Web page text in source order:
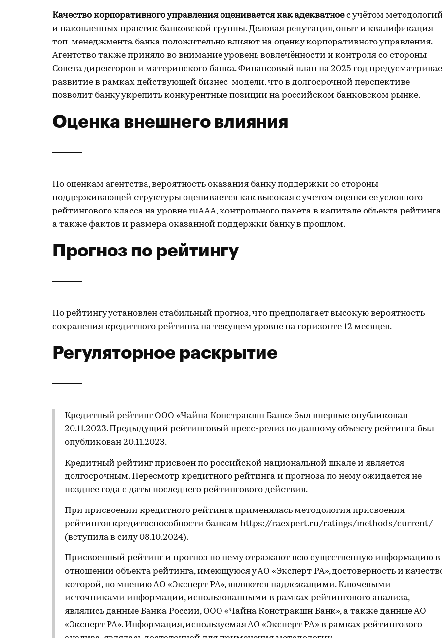
Качество корпоративного управления оценивается как адекватноес учётом
и накопленных практик банковской группы. Деловая репутация, опыт и квалификация
топ-менеджмента банка положительно влияют на оценку корпоративного управления.
Агентство также приняло во внимание уровень вовлечённости и контроля со стороны
Совета директоров и материнского банка. Финансовый план на 2025 год
развитие в рамках действующей бизнес-модели, что в долгосрочной перспективе
позволит банку укрепить конкурентные позиции на российском банковском рынке.
Оценка внешнего влияния
По оценкам агентства, вероятность оказания банку поддержки со стороны
поддерживающей структуры оценивается как высокая с учетом оценки ее условного
рейтингового класса на уровне ruAAA, контрольного пакета в капитале объекта рейтинга,
а также фактов и размера оказанной поддержки банку в прошлом.
Прогноз по рейтингу
По рейтингу установлен стабильный прогноз, что предполагает высокую вероятность
сохранения кредитного рейтинга на текущем уровне на горизонте 12 месяцев.
Регуляторное раскрытие
Кредитный рейтинг ООО «Чайна Констракшн Банк» был впервые опубликован
20.11.2023. Предыдущий рейтинговый пресс-релиз по данному объекту рейтинга был
опубликован 20.11.2023.
Кредитный рейтинг присвоен по российской национальной шкале и является
долгосрочным. Пересмотр кредитного рейтинга и прогноза по нему ожидается не
позднее года с даты последнего рейтингового действия.
При присвоении кредитного рейтинга применялась методология присвоения
рейтингов кредитоспособности банкам https://raexpert.ru/ratings/methods/current/
(вступила в силу 08.10.2024).
Присвоенный рейтинг и прогноз по нему отражают всю существенную информацию в
отношении объекта рейтинга, имеющуюся у АО «Эксперт РА», достоверность и
которой, по мнению АО «Эксперт РА», являются надлежащими. Ключевыми
источниками информации, использованными в рамках рейтингового анализа,
являлись данные Банка России, ООО «Чайна Констракшн Банк», а также данные АО
«Эксперт РА». Информация, используемая АО «Эксперт РА» в рамках рейтингового